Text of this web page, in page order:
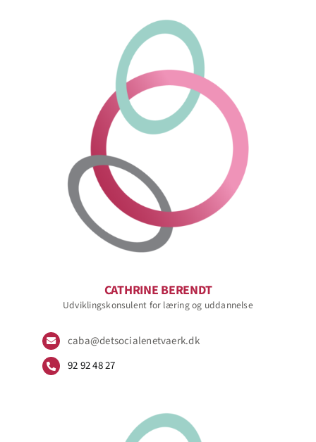
CATHRINE BERENDT
Udviklingskonsulent for læring og uddannelse
caba@detsocialenetvaerk.dk
92 92 48 27